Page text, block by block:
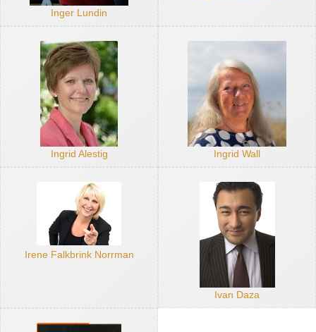
Inger Lundin
Ingrid Alestig Ingrid Wall
Irene Falkbrink Norrman
Ivan Daza